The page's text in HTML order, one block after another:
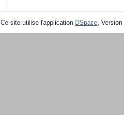
Ce site utilise l'application DSpace,